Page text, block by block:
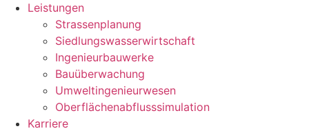
Leistungen
Strassenplanung
Siedlungswasserwirtschaft
Ingenieurbauwerke
Bauüberwachung
Umweltingenieurwesen
Oberflächenabflusssimulation
Karriere